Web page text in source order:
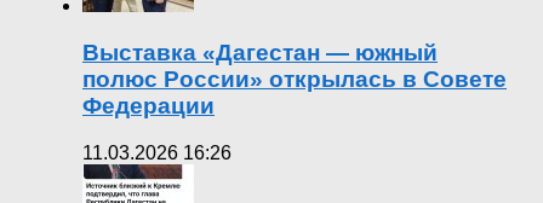
Выставка «Дагестан — южный
полюс России» открылась в Совете
Федерации
11.03.2026 16:26